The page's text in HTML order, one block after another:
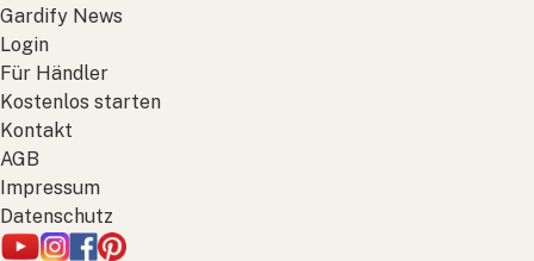
Gardify News
Login
Für Händler
Kostenlos starten
Kontakt
AGB
Impressum
Datenschutz